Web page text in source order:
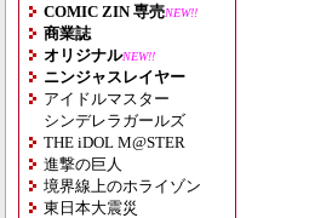
COMIC ZIN 専売NEW!!
商業誌
オリジナルNEW!!
ニンジャスレイヤー
アイドルマスター
シンデレラガールズ
THE iDOL M@STER
進撃の巨人
境界線上のホライゾン
東日本大震災